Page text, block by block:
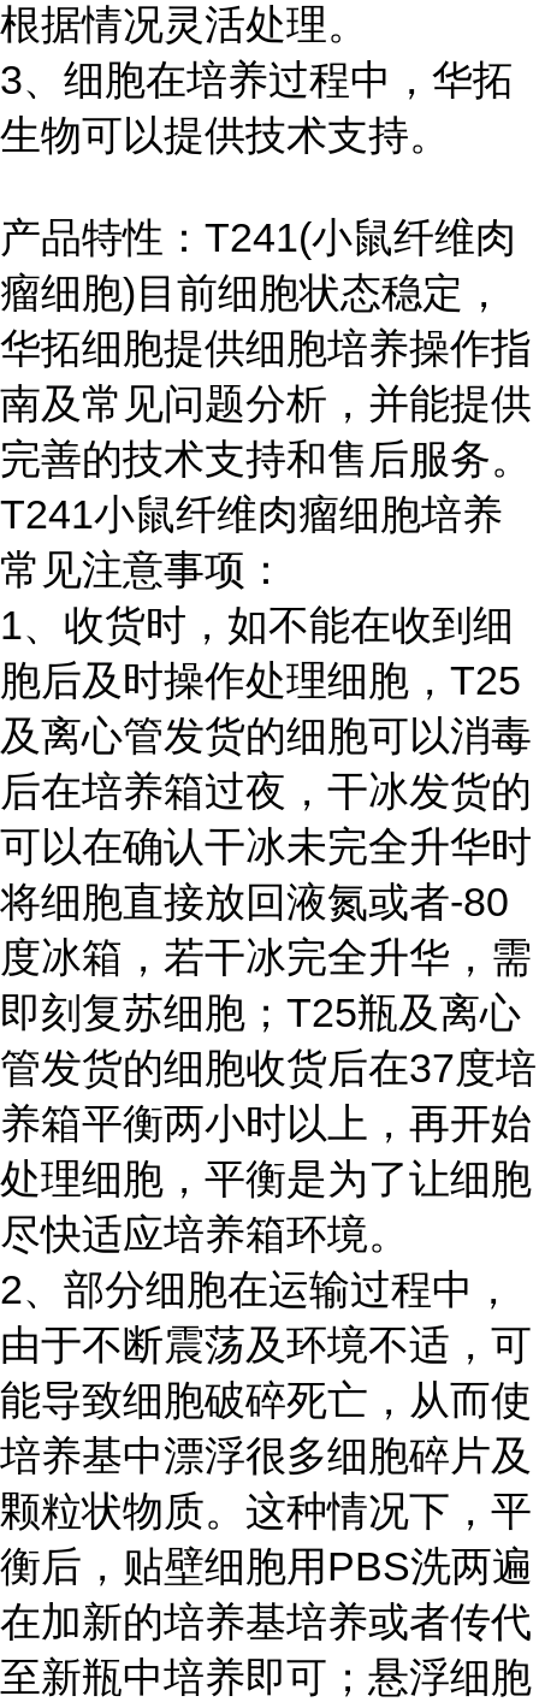
根据情况灵活处理。
3、细胞在培养过程中，华拓
生物可以提供技术支持。
产品特性：T241(小鼠纤维肉
瘤细胞)目前细胞状态稳定，
华拓细胞提供细胞培养操作指
南及常见问题分析，并能提供
完善的技术支持和售后服务。
T241小鼠纤维肉瘤细胞培养
常见注意事项：
1、收货时，如不能在收到细
胞后及时操作处理细胞，T25
及离心管发货的细胞可以消毒
后在培养箱过夜，干冰发货的
可以在确认干冰未完全升华时
将细胞直接放回液氮或者-80
度冰箱，若干冰完全升华，需
即刻复苏细胞；T25瓶及离心
管发货的细胞收货后在37度培
养箱平衡两小时以上，再开始
处理细胞，平衡是为了让细胞
尽快适应培养箱环境。
2、部分细胞在运输过程中，
由于不断震荡及环境不适，可
能导致细胞破碎死亡，从而使
培养基中漂浮很多细胞碎片及
颗粒状物质。这种情况下，平
衡后，贴壁细胞用PBS洗两遍
在加新的培养基培养或者传代
至新瓶中培养即可；悬浮细胞